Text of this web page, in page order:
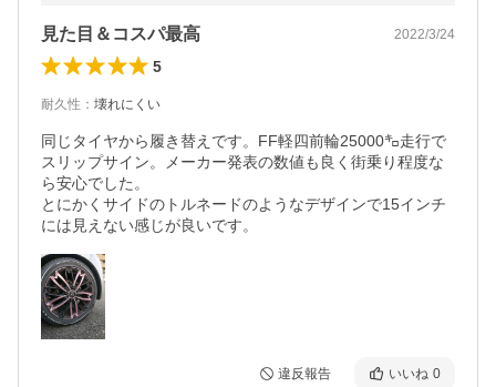
見た目＆コスパ最高 2022/3/24
5
耐久性 ： 壊れにくい
同じタイヤから履き替えです。FF軽四前輪25000㌔走行で
スリップサイン。メーカー発表の数値も良く街乗り程度な
ら安心でした。
とにかくサイドのトルネードのようなデザインで15インチ
には見えない感じが良いです。
違反報告 いいね 0